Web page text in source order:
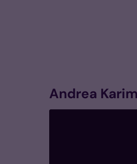
Andrea